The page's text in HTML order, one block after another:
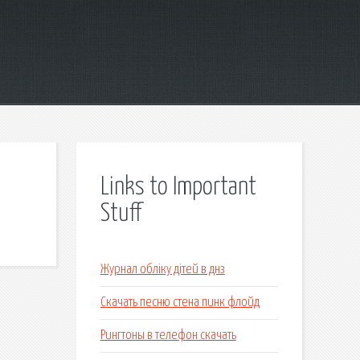
Links to Important
Stuff
Журнал обліку дітей в днз
Скачать песню стена пинк флойд
Рингтоны в телефон скачать